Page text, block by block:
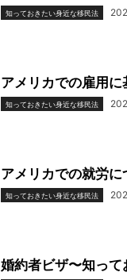
知っておきたい身近な移民法
アメリカでの雇用に
知っておきたい身近な移民法
アメリカでの就労に
知っておきたい身近な移民法
婚約者ビザ〜知って